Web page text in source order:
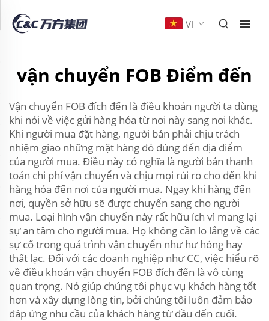
VI
vận chuyển FOB Điểm đến
Vận chuyển FOB đích đến là điều khoản người ta dùng
khi nói về việc gửi hàng hóa từ nơi này sang nơi khác.
Khi người mua đặt hàng, người bán phải chịu trách
nhiệm giao những mặt hàng đó đúng đến địa điểm
của người mua. Điều này có nghĩa là người bán thanh
toán chi phí vận chuyển và chịu mọi rủi ro cho đến khi
hàng hóa đến nơi của người mua. Ngay khi hàng đến
nơi, quyền sở hữu sẽ được chuyển sang cho người
mua. Loại hình vận chuyển này rất hữu ích vì mang lại
sự an tâm cho người mua. Họ không cần lo lắng về các
sự cố trong quá trình vận chuyển như hư hỏng hay
thất lạc. Đối với các doanh nghiệp như CC, việc hiểu rõ
về điều khoản vận chuyển FOB đích đến là vô cùng
quan trọng. Nó giúp chúng tôi phục vụ khách hàng tốt
hơn và xây dựng lòng tin, bởi chúng tôi luôn đảm bảo
đáp ứng nhu cầu của khách hàng từ đầu đến cuối.